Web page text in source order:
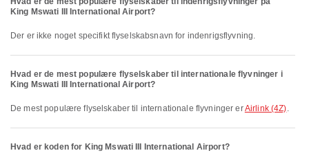
King Mswati III International Airport?
Der er ikke noget specifikt flyselskabsnavn for indenrigsflyvning.
Hvad er de mest populære flyselskaber til internationale flyvninger i
King Mswati III International Airport?
De mest populære flyselskaber til internationale flyvninger erAirlink (4Z).
Hvad er koden for King Mswati III International Airport?